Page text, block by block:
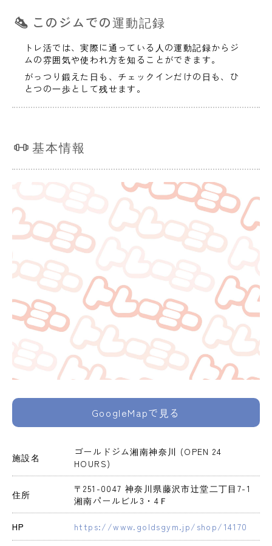
このジムでの運動記録
トレ活では、実際に通っている人の運動記録からジ
ムの雰囲気や使われ方を知ることができます。
がっつり鍛えた日も、チェックインだけの日も、ひ
とつの一歩として残せます。
基本情報
GoogleMapで見る
施設名
ゴールドジム湘南神奈川 (OPEN 24
HOURS)
住所
〒251-0047 神奈川県藤沢市辻堂二丁目7-1
湘南パールビル3・4Ｆ
HP https://www.goldsgym.jp/shop/14170